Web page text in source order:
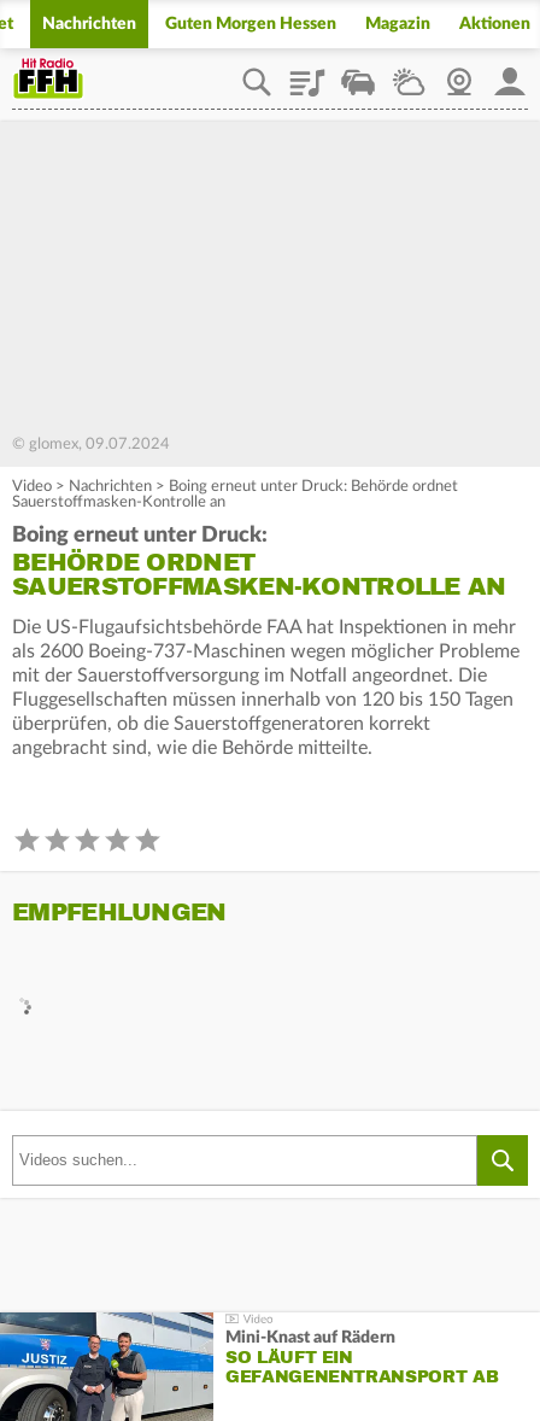
Nachrichten Guten Morgen Hessen Magazin Aktionen
PlaylistStaupilotWetterWebcam
© glomex, 09.07.2024
Video > Nachrichten > Boing erneut unter Druck: Behörde ordnet
Sauerstoffmasken-Kontrolle an
Boing erneut unter Druck:
BEHÖRDE ORDNET
SAUERSTOFFMASKEN-KONTROLLE AN
Die US-Flugaufsichtsbehörde FAA hat Inspektionen in mehr
als 2600 Boeing-737-Maschinen wegen möglicher Probleme
mit der Sauerstoffversorgung im Notfall angeordnet. Die
Fluggesellschaften müssen innerhalb von 120 bis 150 Tagen
überprüfen, ob die Sauerstoffgeneratoren korrekt
angebracht sind, wie die Behörde mitteilte.
EMPFEHLUNGEN
Mini-Knast auf Rädern
SO LÄUFT EIN
GEFANGENENTRANSPORT AB